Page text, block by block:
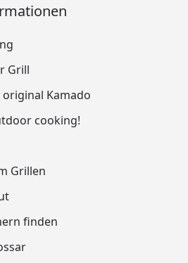
Grill
original Kamado
cooking!
Grillen
finden